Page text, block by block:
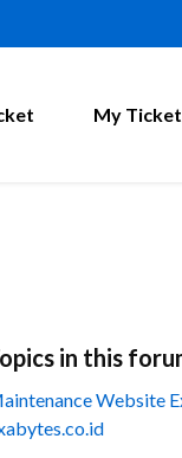
My
in this
Website